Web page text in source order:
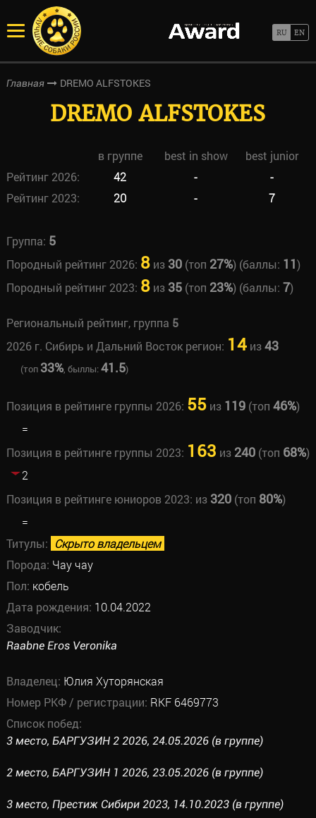
Главная DREMO ALFSTOKES
DREMO ALFSTOKES
в группе best in show
best junior
Рейтинг 2026:
42 -
-
Рейтинг 2023:
20 - 7
Группа: 5
Породный рейтинг 2026: 8из 30(топ 27%) (баллы: 11)
Породный рейтинг 2023: 8из 35(топ 23%) (баллы: 7)
Региональный рейтинг, группа 5
2026 г. Сибирь и Дальний Восток регион: 14из43
(топ 33%, быллы:41.5)
Позиция в рейтинге группы 2026: 55из 119(топ 46%)
=
Позиция в рейтинге группы 2023: 163 из 240(топ 68%)
2
Позиция в рейтинге юниоров 2023: из 320(топ 80%)
=
Титулы: Скрыто владельцем
Порода: Чау чау
Пол: кобель
Дата рождения: 10.04.2022
Заводчик:
Raabne Eros Veronika
Владелец: Юлия Хуторянская
Номер РКФ / регистрации: RKF 6469773
Список побед:
3 место, БАРГУЗИН 2 2026, 24.05.2026 (в группе)
2 место, БАРГУЗИН 1 2026, 23.05.2026 (в группе)
3 место, Престиж Сибири 2023, 14.10.2023 (в группе)